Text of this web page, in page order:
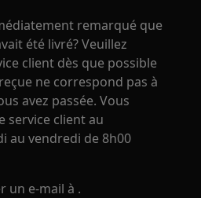
remarqué que
été livré? Veuillez
client dès que possible
ne correspond pas à
avez passée. Vous
service client au
au vendredi de 8h00
un e-mail à .